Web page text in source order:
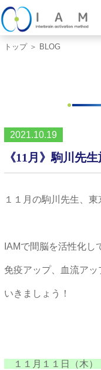
トップ＞ BLOG
2021.10.19
《11月》駒川先
１１月の駒川先生、東
IAMで間脳を活性化し
免疫アップ、血流ア
いきましょう！
１１月１１日（木